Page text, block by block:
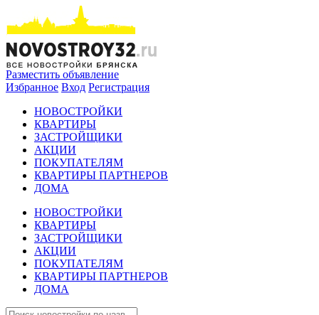
Разместить объявление
Избранное Вход Регистрация
НОВОСТРОЙКИ
КВАРТИРЫ
ЗАСТРОЙЩИКИ
АКЦИИ
ПОКУПАТЕЛЯМ
КВАРТИРЫ ПАРТНЕРОВ
ДОМА
НОВОСТРОЙКИ
КВАРТИРЫ
ЗАСТРОЙЩИКИ
АКЦИИ
ПОКУПАТЕЛЯМ
КВАРТИРЫ ПАРТНЕРОВ
ДОМА